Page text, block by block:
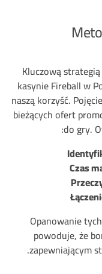
Kluczową
kasynie Fireball w
naszą korzyść.
bieżących ofert
do gry.
Czas
Opanowanie
powoduje, że
zapewniającym